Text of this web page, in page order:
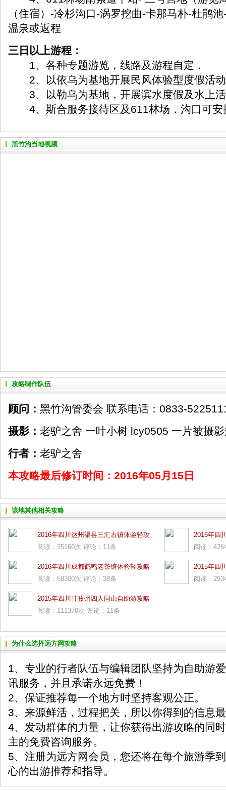
（住宿）-冷杉沟口-涡罗挖曲-卡那马朴-杜鹃
温泉或返程
三日以上游程：
1、各种专题游览，线路及游程自定．
2、以依乌为基地开展民风体验型度假活动
3、以勒乌为基地，开展滨水度假及水上
4、斯合服务接待区及611林场．沟口可安
黑竹沟当地视频
攻略制作队伍
顾问： 黑竹沟管委会 联系电话：0833-
摄影： 老驴之舍 一叶小树 lcy0505 一片被摄
行者： 老驴之舍
本攻略最后修订时间：2016年05月15日
该地其他相关攻略
2016年四川达州渠县三汇古镇体验轻攻
略
阅读：35160次 评论：11条
2016年四
阅读：
2016年四川成都鹤鸣老茶馆体验轻攻略
阅读：58300次 评论：38条
2015年四
阅读：
2015年四川甘孜州四人同山自助游攻略
阅读：111370次 评论：11条
为什么选择远方网攻略
1、专业的行者队伍与编辑团队坚持为自助游
讯服务，并且承诺永远免费！
2、保证推荐每一个地方时坚持客观公正。
3、来源鲜活，过程把关，所以你得到的信息
4、发动群体的力量，让你获得出游攻略的同
主的免费咨询服务。
5、注册为远方网会员，您还将在每个旅游季
心的出游推荐和指导。